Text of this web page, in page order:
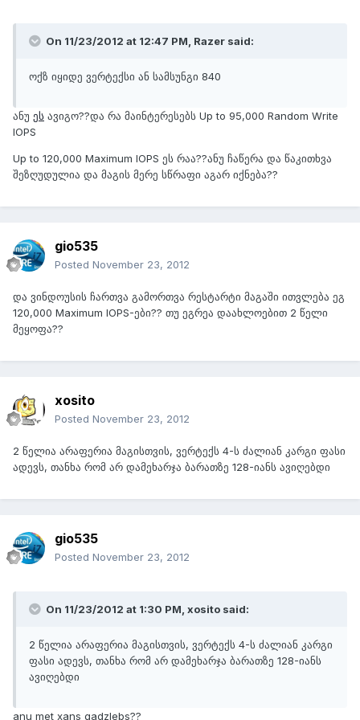
On 11/23/2012 at 12:47 PM, Razer said:
ოქზ იყიდე ვერტექსი ან სამსუნგი 840
ანუ ეს ავიგო??და რა მაინტერესებს Up to 95,000 Random Write
IOPS
Up to 120,000 Maximum IOPS ეს რაა??ანუ ჩაწერა და წაკითხვა
შეზღუდულია და მაგის მერე სწრაფი აგარ იქნება??
gio535
Posted November 23, 2012
და ვინდოუსის ჩართვა გამორთვა რესტარტი მაგაში ითვლება ეგ
120,000 Maximum IOPS-ები?? თუ ეგრეა დაახლოებით 2 წელი
მეყოფა??
xosito
Posted November 23, 2012
2 წელია არაფერია მაგისთვის, ვერტექს 4-ს ძალიან კარგი ფასი
ადევს, თანხა რომ არ დამეხარჯა ბარათზე 128-იანს ავიღებდი
gio535
Posted November 23, 2012
On 11/23/2012 at 1:30 PM, xosito said:
2 წელია არაფერია მაგისთვის, ვერტექს 4-ს ძალიან კარგი
ფასი ადევს, თანხა რომ არ დამეხარჯა ბარათზე 128-იანს
ავიღებდი
anu met xans gadzlebs??